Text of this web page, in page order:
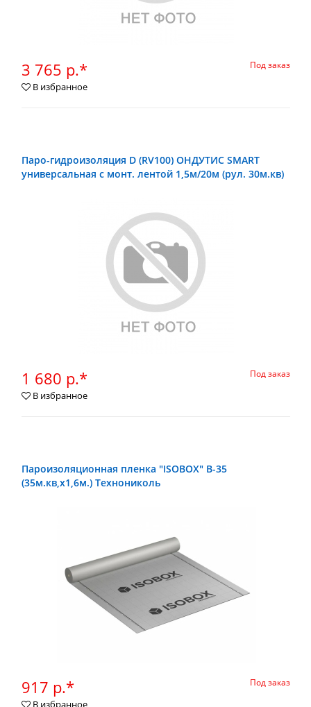
3 765 р.* Под заказ
В избранное
Паро-гидроизоляция D (RV100) ОНДУТИС SMART
универсальная с монт. лентой 1,5м/20м (рул. 30м.кв)
1 680 р.* Под заказ
В избранное
Пароизоляционная пленка "ISOBOX" В-35
(35м.кв,х1,6м.) Технониколь
917 р.* Под заказ
В избранное